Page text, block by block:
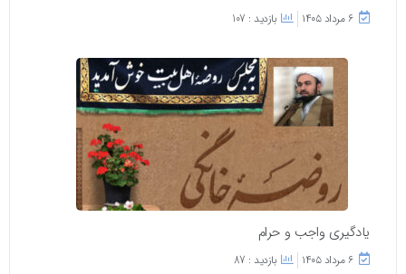
۶ مرداد ۱۴۰۵ بازدید : 107
یادگیری واجب و حرام
۶ مرداد ۱۴۰۵ بازدید : 87